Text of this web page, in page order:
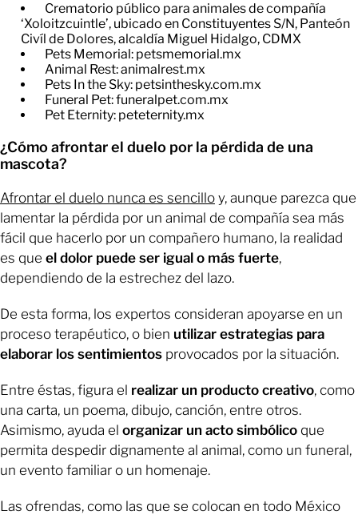
Crematorio público para animales de compañía
‘Xoloitzcuintle’, ubicado en Constituyentes S/N, Panteón
Civíl de Dolores, alcaldía Miguel Hidalgo, CDMX
Pets Memorial: petsmemorial.mx
Animal Rest: animalrest.mx
Pets In the Sky: petsinthesky.com.mx
Funeral Pet: funeralpet.com.mx
Pet Eternity: peteternity.mx
¿Cómo afrontar el duelo por la pérdida de una
mascota?
Afrontar el duelo nunca es sencillo y, aunque parezca que
lamentar la pérdida por un animal de compañía sea más
fácil que hacerlo por un compañero humano, la realidad
es que el dolor puede ser igual o más fuerte,
dependiendo de la estrechez del lazo.
De esta forma, los expertos consideran apoyarse en un
proceso terapéutico, o bien utilizar estrategias para
elaborar los sentimientos provocados por la situación.
Entre éstas, figura el realizar un producto creativo, como
una carta, un poema, dibujo, canción, entre otros.
Asimismo, ayuda el organizar un acto simbólico que
permita despedir dignamente al animal, como un funeral,
un evento familiar o un homenaje.
Las ofrendas, como las que se colocan en todo México